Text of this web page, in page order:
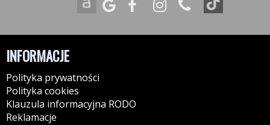
INFORMACJE
Polityka prywatności
Polityka cookies
Klauzula informacyjna RODO
Reklamacje